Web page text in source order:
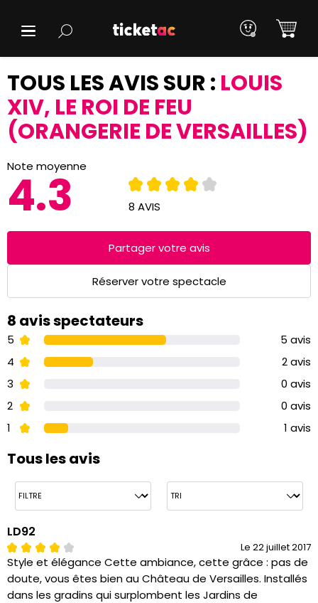
TOUS LES AVIS SUR : LOUIS
XIV, LE ROI DE FEU
(ORANGERIE DE VERSAILLES)
Note moyenne
4.3 8 AVIS
Réserver votre spectacle
Partager votre avis
8 avis spectateurs
5
5 avis
4
2 avis
3
0 avis
2
0 avis
1
1 avis
Tous les avis
LD92
Le 22 juillet 2017
Style et élégance Cette ambiance, cette grâce : pas de
doute, vous êtes bien au Château de Versailles. Installés
dans les gradins qui surplombent les Jardins de